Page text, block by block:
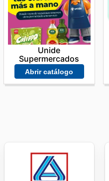
Unide
Supermercados
Abrir catálogo